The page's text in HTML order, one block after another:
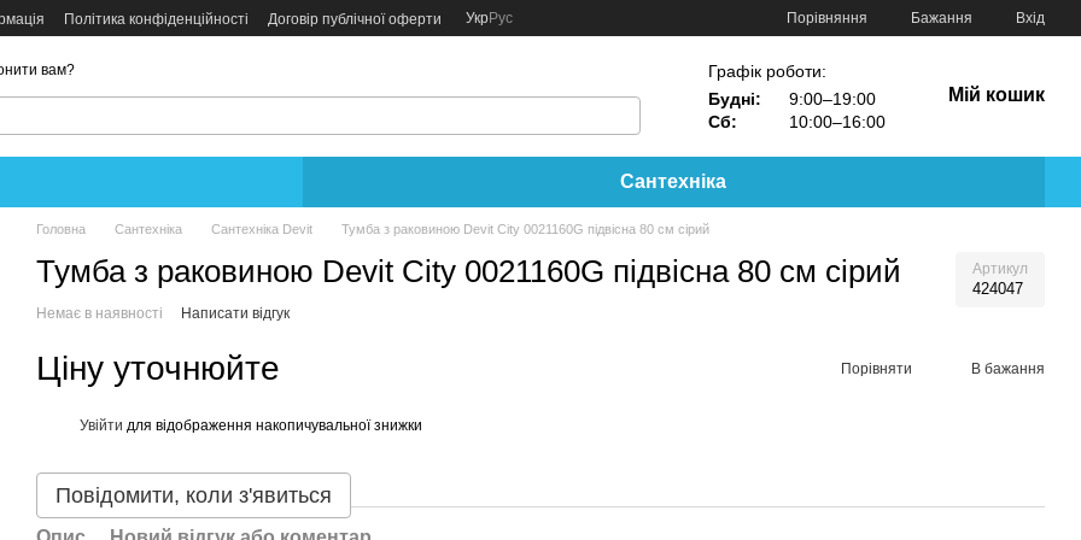
Політика конфіденційності Договір публічної оферти УкрРус Порівняння Бажання Вхід
вам?
Графік роботи:
Будні:
9:00–19:00
Сб:
10:00–16:00
Мій кошик
Сантехніка
Головна Сантехніка Сантехніка Devit Тумба з раковиною Devit City 0021160G підвісна 80 см сірий
Тумба з раковиною Devit City 0021160G підвісна 80 см сірий Артикул
424047
Немає в наявності Написати відгук
Ціну уточнюйте Порівняти В бажання
Увійти для відображення накопичувальної знижки
Повідомити, коли з'явиться